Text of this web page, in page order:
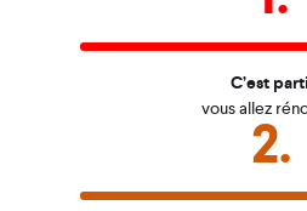
C’est
vous allez2.